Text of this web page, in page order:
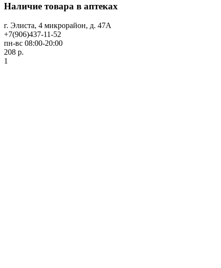
Наличие товара в аптеках
г. Элиста, 4 микрорайон, д. 47А
+7(906)437-11-52
пн-вс 08:00-20:00
208 р.
1